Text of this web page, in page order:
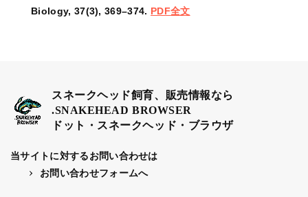
Biology, 37(3), 369–374. PDF全文
スネークヘッド飼育、販売情報なら
.SNAKEHEAD BROWSER
ドット・スネークヘッド・ブラウザ
当サイトに対するお問い合わせは
お問い合わせフォームへ